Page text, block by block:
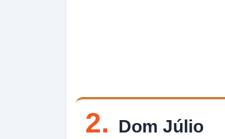
2. Dom Júlio